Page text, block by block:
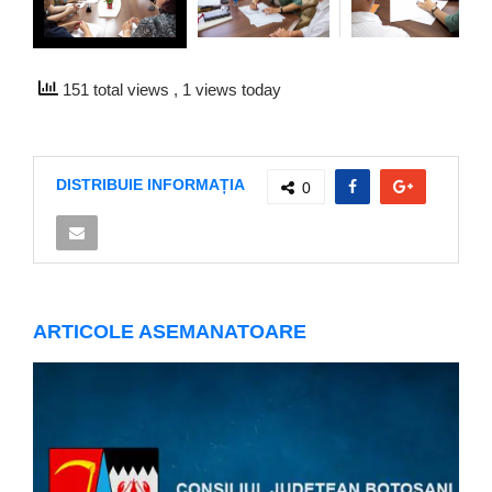
151 total views , 1 views today
DISTRIBUIE INFORMAȚIA 0
ARTICOLE ASEMANATOARE